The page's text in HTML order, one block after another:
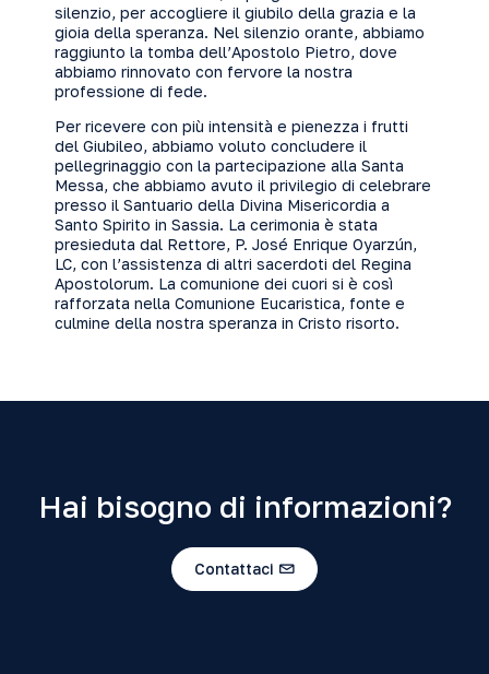
silenzio, per accogliere il giubilo della grazia e la
gioia della speranza. Nel silenzio orante, abbiamo
raggiunto la tomba dell’Apostolo Pietro, dove
abbiamo rinnovato con fervore la nostra
professione di fede.
Per ricevere con più intensità e pienezza i frutti
del Giubileo, abbiamo voluto concludere il
pellegrinaggio con la partecipazione alla Santa
Messa, che abbiamo avuto il privilegio di celebrare
presso il Santuario della Divina Misericordia a
Santo Spirito in Sassia. La cerimonia è stata
presieduta dal Rettore, P. José Enrique Oyarzún,
LC, con l’assistenza di altri sacerdoti del Regina
Apostolorum. La comunione dei cuori si è così
rafforzata nella Comunione Eucaristica, fonte e
culmine della nostra speranza in Cristo risorto.
Hai bisogno di informazioni?
Contattaci